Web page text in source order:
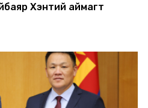
Хэнтий аймагт